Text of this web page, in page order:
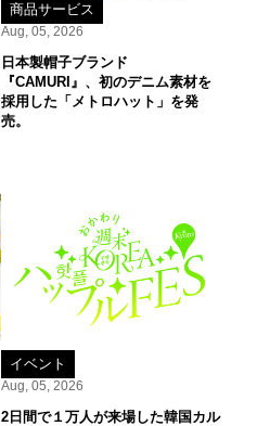
商品サービス
Aug, 05, 2026
日本製帽子ブランド
『CAMURI』、初のデニム素材を
採用した「メトロハット」を発
売。
イベント
Aug, 05, 2026
2日間で１万人が来場した韓国カル